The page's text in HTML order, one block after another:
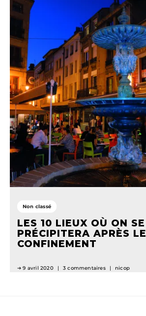
Non classé
LES 10 LIEUX OÙ ON SE
PRÉCIPITERA APRÈS LE
CONFINEMENT
9 avril 2020 3 commentaires nicop